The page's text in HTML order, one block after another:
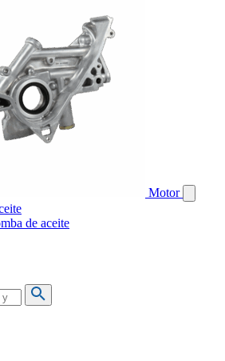
Motor
de aceite